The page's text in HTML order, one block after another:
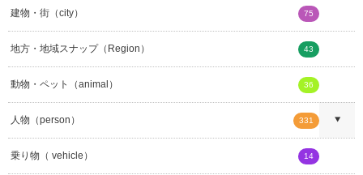
建物・街（city） 75
地方・地域スナップ（Region） 43
動物・ペット（animal） 36
人物（person） 331
乗り物（ vehicle） 14